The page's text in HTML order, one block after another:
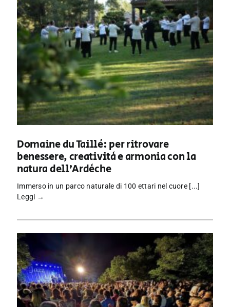
Domaine du Taillé: per ritrovare
benessere, creatività e armonia con la
natura dell’Ardèche
Immerso in un parco naturale di 100 ettari nel cuore [...]
Leggi →